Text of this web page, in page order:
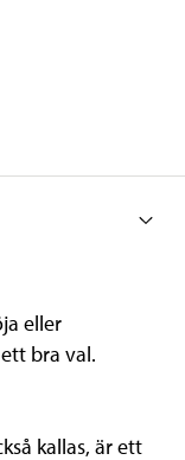
eller
bra val.
kallas, är ett